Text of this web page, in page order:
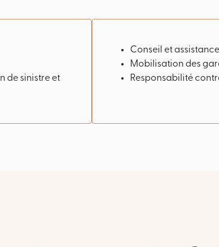
de sinistre et
Conseil et
Mobilisation des
Responsabilité